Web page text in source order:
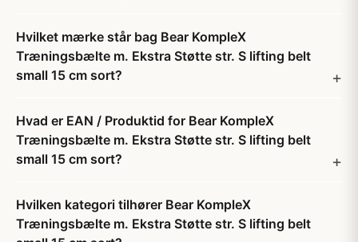
Hvilket mærke står bag Bear KompleX
Træningsbælte m. Ekstra Støtte str. S lifting belt
small 15 cm sort?
Hvad er EAN / Produktid for Bear KompleX
Træningsbælte m. Ekstra Støtte str. S lifting belt
small 15 cm sort?
Hvilken kategori tilhører Bear KompleX
Træningsbælte m. Ekstra Støtte str. S lifting belt